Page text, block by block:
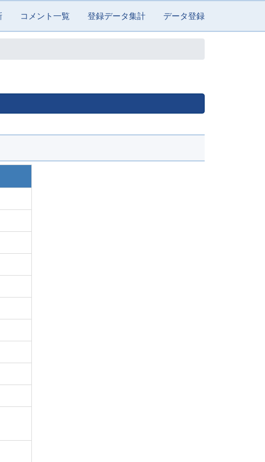
コメント一覧 登録データ集計 データ登録